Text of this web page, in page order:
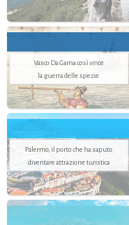
Vasco Da Gama così vince
la guerra delle spezie
Palermo, il porto che ha saputo
diventare attrazione turistica